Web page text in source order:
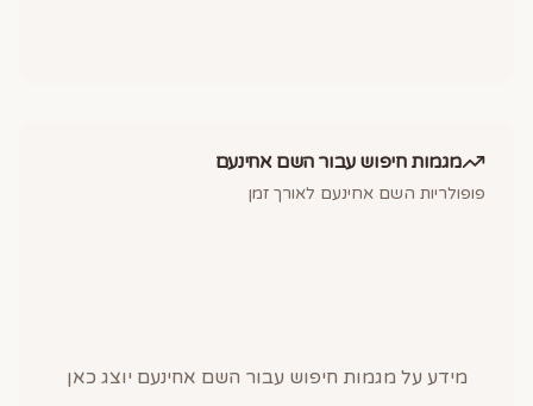
מגמות חיפוש עבור השםאחינעם
פופולריות השם אחינעם לאורך זמן
מידע על מגמות חיפוש עבור השם אחינעם יוצג כאן